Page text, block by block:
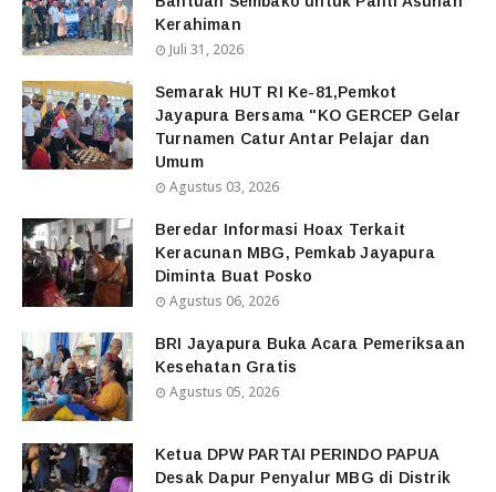
Kerahiman
Juli 31, 2026
Semarak HUT RI Ke-81,Pemkot
Jayapura Bersama "KO GERCEP Gelar
Turnamen Catur Antar Pelajar dan
Umum
Agustus 03, 2026
Beredar Informasi Hoax Terkait
Keracunan MBG, Pemkab Jayapura
Diminta Buat Posko
Agustus 06, 2026
BRI Jayapura Buka Acara Pemeriksaan
Kesehatan Gratis
Agustus 05, 2026
Ketua DPW PARTAI PERINDO PAPUA
Desak Dapur Penyalur MBG di Distrik